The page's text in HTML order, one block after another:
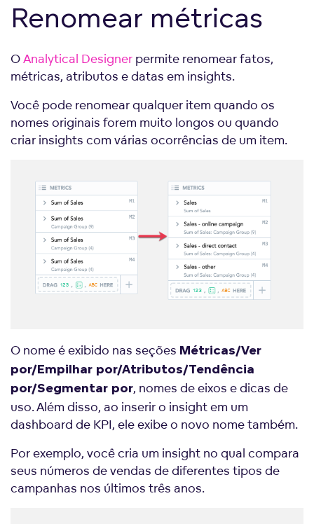
Renomear métricas
OAnalytical Designer permite renomear fatos,
métricas, atributos e datas em insights.
Você pode renomear qualquer item quando os
nomes originais forem muito longos ou quando
criar insights com várias ocorrências de um item.
O nome é exibido nas seções Métricas/Ver
por/Empilhar por/Atributos/Tendência
por/Segmentar por, nomes de eixos e dicas de
uso. Além disso, ao inserir o insight em um
dashboard de KPI, ele exibe o novo nome também.
Por exemplo, você cria um insight no qual compara
seus números de vendas de diferentes tipos de
campanhas nos últimos três anos.